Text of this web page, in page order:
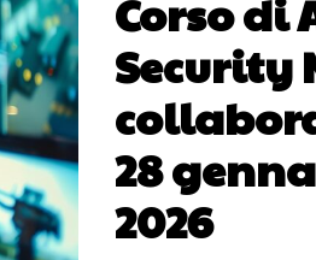
Corso
Security
28
2026